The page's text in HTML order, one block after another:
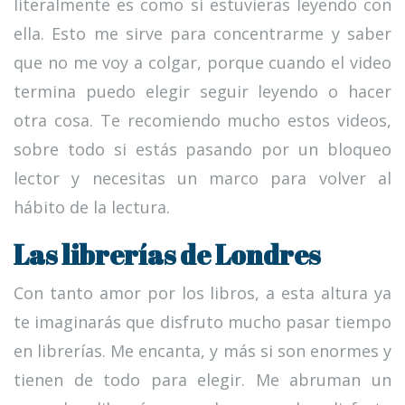
ella. Esto me sirve para concentrarme y saber
que no me voy a colgar, porque cuando el video
termina puedo elegir seguir leyendo o hacer
otra cosa. Te recomiendo mucho estos videos,
sobre todo si estás pasando por un bloqueo
lector y necesitas un marco para volver al
hábito de la lectura.
Las librerías de Londres
Con tanto amor por los libros, a esta altura ya
te imaginarás que disfruto mucho pasar tiempo
en librerías. Me encanta, y más si son enormes y
tienen de todo para elegir. Me abruman un